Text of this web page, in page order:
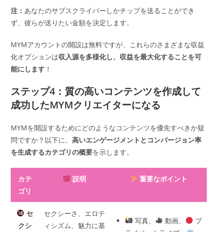
注：あなたのサブスクライバーしかチップを送ることができ
ず、彼らが送りたい金額を決定します。
MYMアカウントの開設は無料ですが、これらのさまざまな収益
化オプションは収入源を多様化し、収益を最大化することを可
能にします ！
ステップ4：質の高いコンテンツを作成して
成功したMYMクリエイターになる
MYMを開設するためにどのようなコンテンツを優先すべきか疑
問ですか？以下に、高いエンゲージメントとコンバージョン率
を生成するカテゴリの概要を示します。
カテ
ゴリ
説明 重要なポイント
セ
クシ
セクシーさ、エロテ
ィシズム、魅力に基
写真、 動画、
プ